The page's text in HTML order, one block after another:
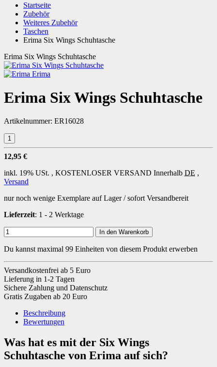
Startseite
Zubehör
Weiteres Zubehör
Taschen
Erima Six Wings Schuhtasche
Erima Six Wings Schuhtasche
Erima
Erima Six Wings Schuhtasche
Artikelnummer: ER16028
12,95 €
inkl. 19% USt. , KOSTENLOSER VERSAND Innerhalb DE ,
Versand
nur noch wenige Exemplare auf Lager / sofort Versandbereit
Lieferzeit: 1 - 2 Werktage
In den Warenkorb
Du kannst maximal 99 Einheiten von diesem Produkt erwerben
Versandkostenfrei ab 5 Euro
Lieferung in 1-2 Tagen
Sichere Zahlung und Datenschutz
Gratis Zugaben ab 20 Euro
Beschreibung
Bewertungen
Was hat es mit der Six Wings
Schuhtasche von Erima auf sich?